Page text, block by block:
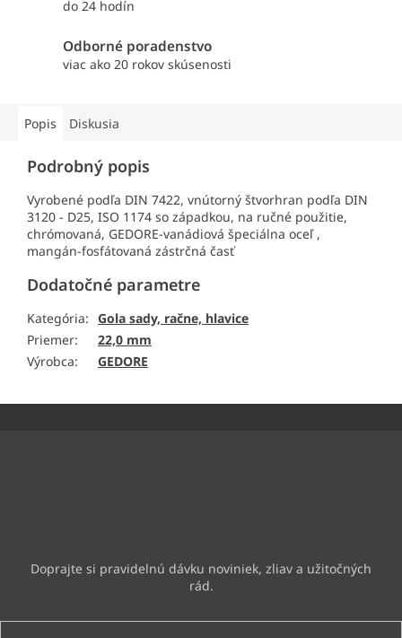
do 24 hodín
Odborné poradenstvo
viac ako 20 rokov skúsenosti
Popis Diskusia
Podrobný popis
Vyrobené podľa DIN 7422, vnútorný štvorhran podľa DIN
3120 - D25, ISO 1174 so západkou, na ručné použitie,
chrómovaná, GEDORE-vanádiová špeciálna oceľ ,
mangán-fosfátovaná zástrčná časť
Dodatočné parametre
Kategória: Gola sady, račne, hlavice
Priemer:
22,0 mm
Výrobca: GEDORE